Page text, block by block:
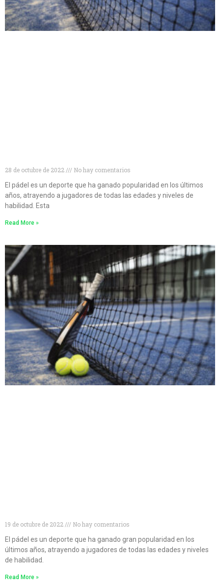
28 de octubre de 2022
No hay comentarios
El pádel es un deporte que ha ganado popularidad en los últimos
años, atrayendo a jugadores de todas las edades y niveles de
habilidad. Esta
Read More »
19 de octubre de 2022
No hay comentarios
El pádel es un deporte que ha ganado gran popularidad en los
últimos años, atrayendo a jugadores de todas las edades y niveles
de habilidad.
Read More »